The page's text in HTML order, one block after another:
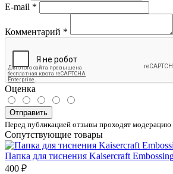
E-mail *
Комментарий *
Оценка
Отправить
Перед публикацией отзывы проходят модерацию
Сопутствующие товары
Папка для тиснения Kaisercraft
400 ₽